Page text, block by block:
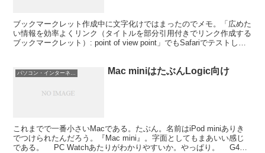
ブックマークレット作成中に文字化けではまったのでメモ。「広めた
い情報を効率よくリンク（タイトルを部分引用付きでリンク作成する
ブックマークレット）: point of view point」でもSafariでテストして
Mac miniはたぶんLogic向け
これまでで一番小さいMacである。たぶん。名前はiPod miniありき
でつけられたんだろう。『Mac mini』。字面としてもまあいい感じ
である。 PC Watchあたりがわかりやすいか。やっぱり。 G4